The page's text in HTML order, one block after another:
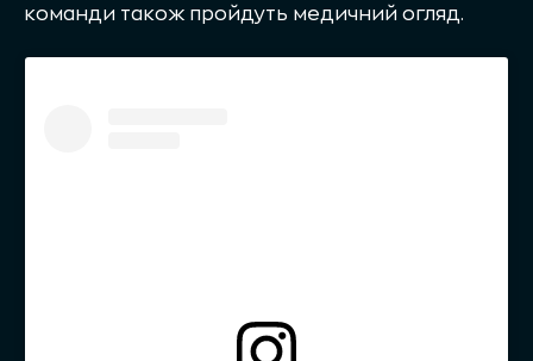
команди також пройдуть медичний огляд.